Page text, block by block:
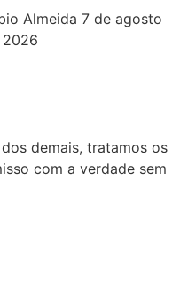
Almeida 7 de agosto
demais, tratamos os
com a verdade sem